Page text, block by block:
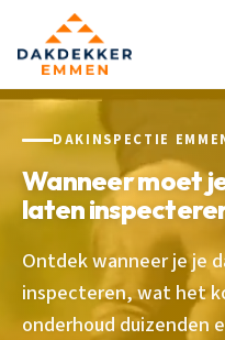
DAKINSPECTIE
Wanneer moet
laten
Ontdek wanneer je je
inspecteren, wat het
onderhoud duizenden